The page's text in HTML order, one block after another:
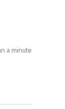
a minute